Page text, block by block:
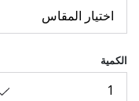
اختيار المقاس
الكمية
1